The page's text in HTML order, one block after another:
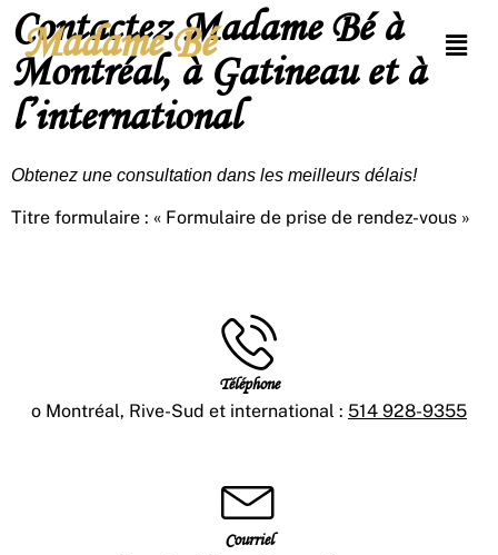
Madame Bé
Contactez Madame Bé à
Montréal, à Gatineau et à
l’international
Obtenez une consultation dans les meilleurs délais!
Titre formulaire : « Formulaire de prise de rendez-vous »
Téléphone
o Montréal, Rive-Sud et international : 514 928-9355
Courriel